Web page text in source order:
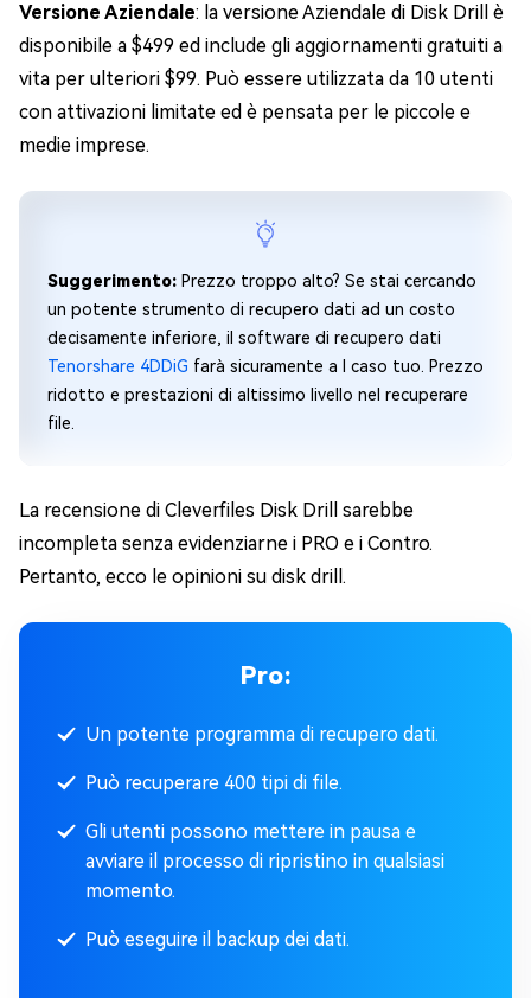
Versione Aziendale: la versione Aziendale di Disk Drill è
disponibile a $499 ed include gli aggiornamenti gratuiti a
vita per ulteriori $99. Può essere utilizzata da 10 utenti
con attivazioni limitate ed è pensata per le piccole e
medie imprese.
Suggerimento: Prezzo troppo alto? Se stai cercando
un potente strumento di recupero dati ad un costo
decisamente inferiore, il software di recupero dati
Tenorshare 4DDiG farà sicuramente a l caso tuo. Prezzo
ridotto e prestazioni di altissimo livello nel recuperare
file.
La recensione di Cleverfiles Disk Drill sarebbe
incompleta senza evidenziarne i PRO e i Contro.
Pertanto, ecco le opinioni su disk drill.
Pro:
Un potente programma di recupero dati.
Può recuperare 400 tipi di file.
Gli utenti possono mettere in pausa e
avviare il processo di ripristino in qualsiasi
momento.
Può eseguire il backup dei dati.